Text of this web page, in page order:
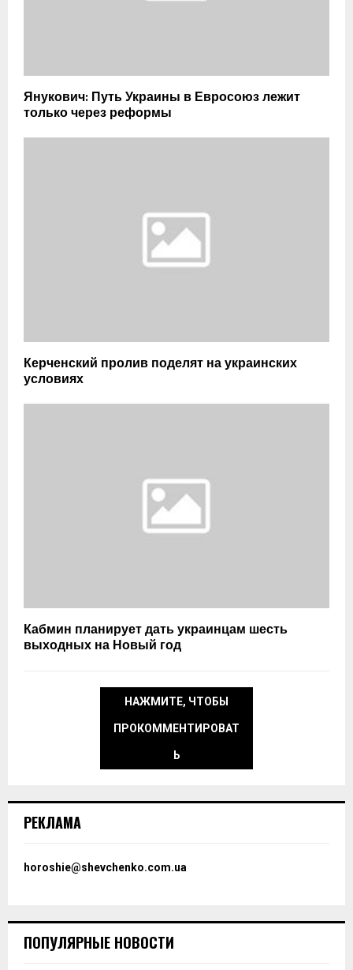
Янукович: Путь Украины в Евросоюз лежит
только через реформы
Керченский пролив поделят на украинских
условиях
Кабмин планирует дать украинцам шесть
выходных на Новый год
НАЖМИТЕ, ЧТОБЫ
ПРОКОММЕНТИРОВАТ
Ь
РЕКЛАМА
horoshie@shevchenko.com.ua
ПОПУЛЯРНЫЕ НОВОСТИ